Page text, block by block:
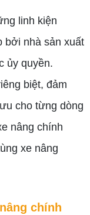
linh kiện
bởi nhà sản xuất
ủy quyền.
biệt, đảm
cho từng dòng
nâng chính
xe nâng
chính